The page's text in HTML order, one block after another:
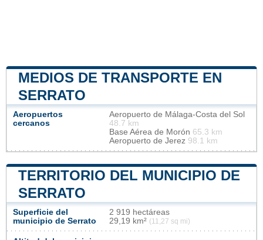
MEDIOS DE TRANSPORTE EN
SERRATO
Aeropuertos
cercanos
Aeropuerto de Málaga-Costa del Sol
48.7 km
Base Aérea de Morón 65.3 km
Aeropuerto de Jerez 98.1 km
TERRITORIO DEL MUNICIPIO DE
SERRATO
Superficie del
municipio de Serrato
2 919 hectáreas
29,19 km² (11,27 sq mi)